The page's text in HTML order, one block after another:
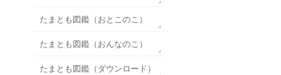
たまとも図鑑（おとこのこ）
たまとも図鑑（おんなのこ）
たまとも図鑑（ダウンロード）